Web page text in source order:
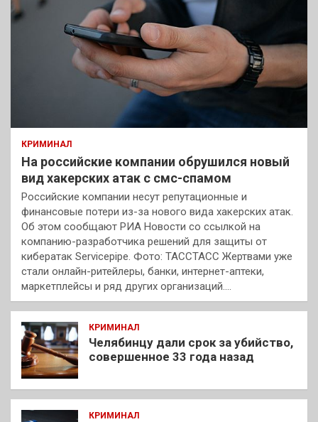
КРИМИНАЛ
На российские компании обрушился новый
вид хакерских атак с смс-спамом
Российские компании несут репутационные и
финансовые потери из-за нового вида хакерских атак.
Об этом сообщают РИА Новости со ссылкой на
компанию-разработчика решений для защиты от
кибератак Servicepipe. Фото: ТАССТАСС Жертвами уже
стали онлайн-ритейлеры, банки, интернет-аптеки,
маркетплейсы и ряд других организаций.…
КРИМИНАЛ
Челябинцу дали срок за убийство,
совершенное 33 года назад
КРИМИНАЛ